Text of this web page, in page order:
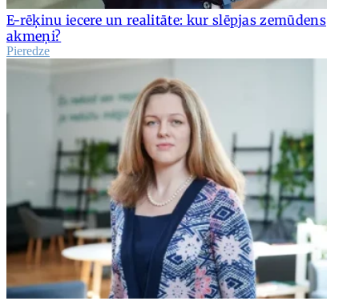
E-rēķinu iecere un realitāte: kur slēpjas zemūdens
akmeņi?
Pieredze